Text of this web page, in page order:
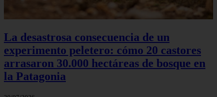
La desastrosa consecuencia de un
experimento peletero: cómo 20 castores
arrasaron 30.000 hectáreas de bosque en
la Patagonia